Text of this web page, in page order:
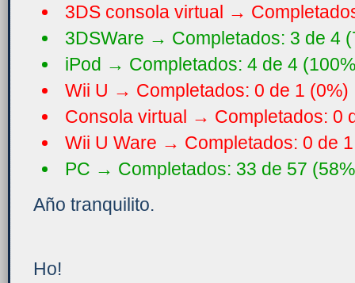
3DS consola virtual →
3DSWare → Completados: 3 de 4
iPod → Completados: 4 de 4
Wii U → Completados: 0 de 1 (0%)
Consola virtual → Completados: 0
Wii U Ware → Completados: 0 de
PC → Completados: 33 de 57
Año tranquilito.
Ho!